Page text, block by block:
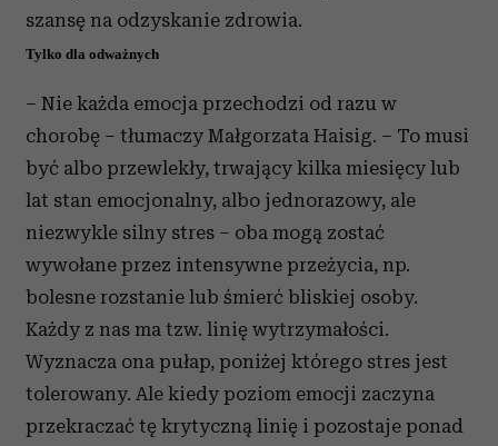
szansę na odzyskanie zdrowia.
Tylko dla odważnych
– Nie każda emocja przechodzi od razu w
chorobę – tłumaczy Małgorzata Haisig. – To musi
być albo przewlekły, trwający kilka miesięcy lub
lat stan emocjonalny, albo jednorazowy, ale
niezwykle silny stres – oba mogą zostać
wywołane przez intensywne przeżycia, np.
bolesne rozstanie lub śmierć bliskiej osoby.
Każdy z nas ma tzw. linię wytrzymałości.
Wyznacza ona pułap, poniżej którego stres jest
tolerowany. Ale kiedy poziom emocji zaczyna
przekraczać tę krytyczną linię i pozostaje ponad